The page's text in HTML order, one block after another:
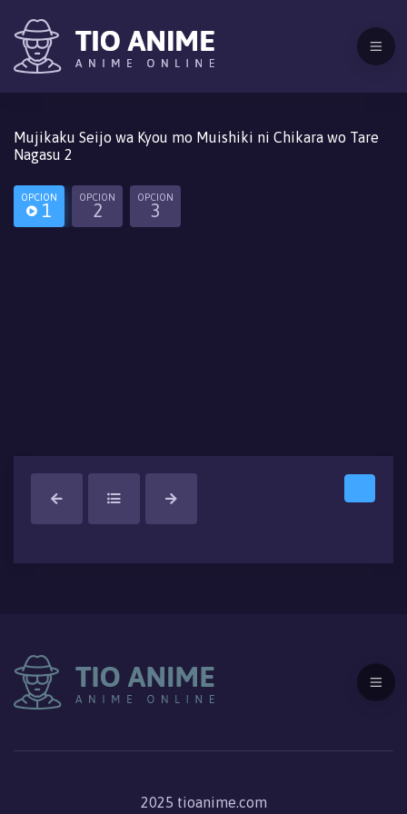
Mujikaku Seijo wa Kyou mo Muishiki ni Chikara wo Tare
Nagasu 2
OPCION
1
OPCION
2
OPCION
3
2025 tioanime.com